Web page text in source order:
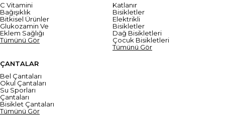
C Vitamini
Bağışıklık
Bitkisel Ürünler
Glukozamin Ve
Eklem Sağlığı
Tümünü Gör
Katlanır
Bisikletler
Elektrikli
Bisikletler
Dağ Bisikletleri
Çocuk Bisikletleri
Tümünü Gör
ÇANTALAR
Bel Çantaları
Okul Çantaları
Su Sporları
Çantaları
Bisiklet Çantaları
Tümünü Gör